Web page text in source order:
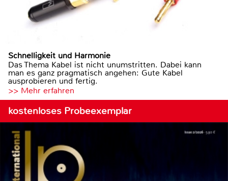
Schnelligkeit und Harmonie
Das Thema Kabel ist nicht unumstritten. Dabei kann
man es ganz pragmatisch angehen: Gute Kabel
ausprobieren und fertig.
>> Mehr erfahren
kostenloses Probeexemplar